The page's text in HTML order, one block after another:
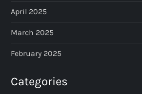
April 2025
March 2025
February 2025
Categories